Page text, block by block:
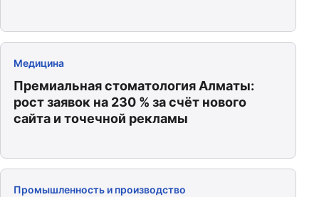
Медицина
Премиальная стоматология Алматы:
рост заявок на 230 % за счёт нового
сайта и точечной рекламы
Промышленность и производство